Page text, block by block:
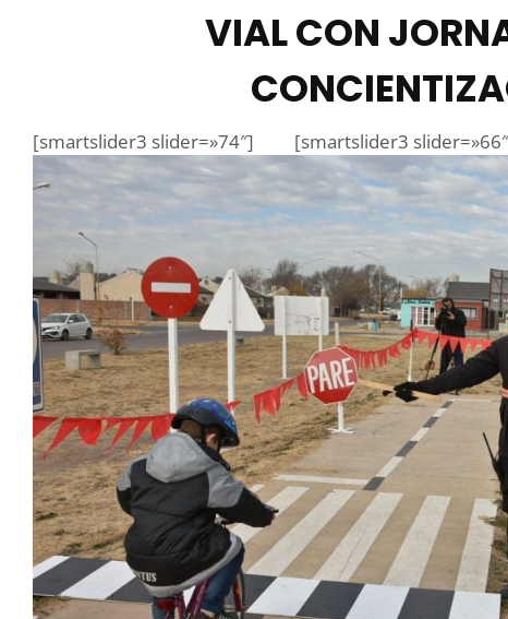
VIAL CON
[smartslider3 slider=»74″] [smartslider3